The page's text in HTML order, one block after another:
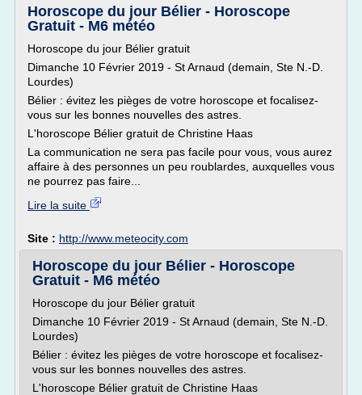
Horoscope du jour Bélier - Horoscope
Gratuit - M6 météo
Horoscope du jour Bélier gratuit
Dimanche 10 Février 2019 - St Arnaud (demain, Ste N.-D.
Lourdes)
Bélier : évitez les pièges de votre horoscope et focalisez-
vous sur les bonnes nouvelles des astres.
L'horoscope Bélier gratuit de Christine Haas
La communication ne sera pas facile pour vous, vous aurez
affaire à des personnes un peu roublardes, auxquelles vous
ne pourrez pas faire...
Lire la suite
Site : http://www.meteocity.com
Horoscope du jour Bélier - Horoscope
Gratuit - M6 météo
Horoscope du jour Bélier gratuit
Dimanche 10 Février 2019 - St Arnaud (demain, Ste N.-D.
Lourdes)
Bélier : évitez les pièges de votre horoscope et focalisez-
vous sur les bonnes nouvelles des astres.
L'horoscope Bélier gratuit de Christine Haas